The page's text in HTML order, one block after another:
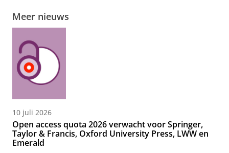
Meer nieuws
10 juli 2026
Open access quota 2026 verwacht voor Springer,
Taylor & Francis, Oxford University Press, LWW en
Emerald